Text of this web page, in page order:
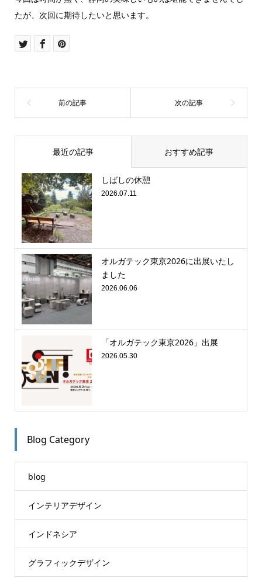
たが、次回に期待したいと思います。
最近の記事 おすすめ記事
しばしの休憩
2026.07.11
オルガテック東京2026に出展いたし
ました
2026.06.06
「オルガテック東京2026」出展
2026.05.30
Blog Category
blog
インテリアデザイン
インドネシア
グラフィックデザイン